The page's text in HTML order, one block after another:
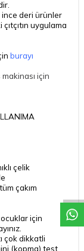
ince deri ürünler
uygulama
burayı
için
çelik
çakım
için
çok dikkatli
(kopma) test